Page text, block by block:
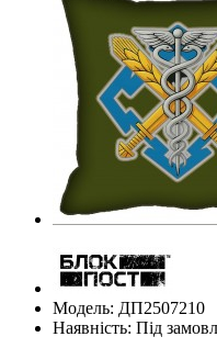
Модель: ДП2507210
Наявність: Під